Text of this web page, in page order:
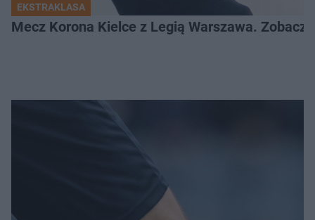
EKSTRAKLASA
Mecz Korona Kielce z Legią Warszawa. Zobacz